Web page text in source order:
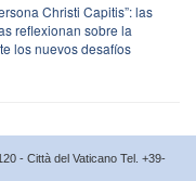
Christi Capitis”: las
reflexionan sobre la
los nuevos desafíos
- Città del Vaticano Tel. +39-